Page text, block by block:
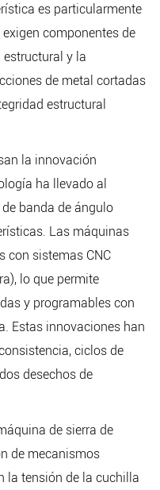
es particularmente
componentes de
y la
de metal cortadas
estructural
la innovación
ha llevado al
banda de ángulo
Las máquinas
con sistemas CNC
lo que permite
y programables con
Estas innovaciones han
ciclos de
desechos de
de sierra de
de mecanismos
la tensión de la cuchilla